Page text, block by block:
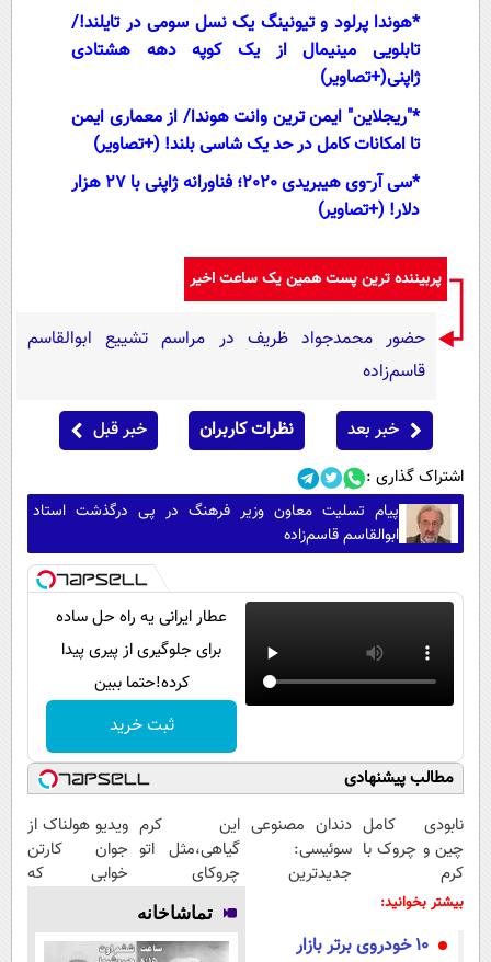
*هوندا پرلود و تیونینگ یک نسل سومی در تایلند!/
تابلویی مینیمال از یک کوپه دهه هشتادی
ژاپنی(+تصاویر)
*"ریجلاین" ایمن ترین وانت هوندا/ از معماری ایمن
تا امکانات کامل در حد یک شاسی بلند! (+تصاویر)
*
سی آر-وی هیبریدی 2020؛ فناورانه ژاپنی با 27 هزار
دلار! (+تصاویر)
پربیننده ترین پست همین یک ساعت اخیر
حضور محمدجواد ظریف در مراسم تشییع ابوالقاسم
قاسم‌زاده
خبر بعد نظرات کاربران خبر قبل
اشتراک گذاری :
پیام تسلیت معاون وزیر فرهنگ در پی درگذشت استاد
ابوالقاسم قاسم‌زاده
عطار ایرانی یه راه حل ساده
برای جلوگیری از پیری پیدا
کرده!حتما ببین
ثبت خرید
مطالب پیشنهادی
نابودی کامل
چین و چروک با
کرم
آلمانی۴۰٪تخفیف
دندان مصنوعی
سوئیسی:
جدیدترین
پرداخت قسطی
این کرم
گیاهی،مثل اتو
چروکای
پوستتوصاف
میکنه!50%تخفیف
ویدیو هولناک از
جوان کارتن
خوابی که
بیشتر بخوانید:
10 خودروی برتر بازار
تماشاخانه